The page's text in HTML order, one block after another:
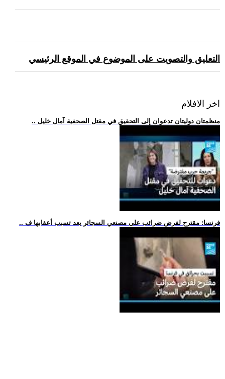
التعليق والتصويت على الموضوع في الموقع الرئيسي
اخر الافلام
.. منظمتان دوليتان تدعوان إلى التحقيق في مقتل الصحفية آمال خليل
.. فرنسا: مقترح لفرض ضرائب على مصنعي السجائر بعد تسبب أعقابها ف